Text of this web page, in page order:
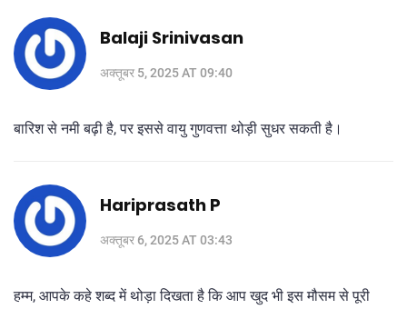
Balaji Srinivasan
अक्तूबर 5, 2025 AT 09:40
बारिश से नमी बढ़ी है, पर इससे वायु गुणवत्ता थोड़ी सुधर सकती है।
Hariprasath P
अक्तूबर 6, 2025 AT 03:43
हम्म, आपके कहे शब्द में थोड़ा दिखता है कि आप खुद भी इस मौसम से पूरी